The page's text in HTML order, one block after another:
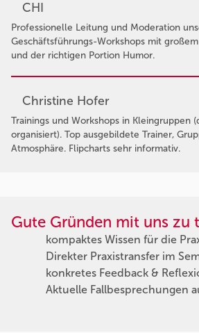
CHI
Professionelle Leitung und Moderation
Geschäftsführungs-Workshops mit
und der richtigen Portion Humor.
Christine Hofer
Trainings und Workshops in Kleingruppen
organisiert). Top ausgebildete Trainer,
Atmosphäre. Flipcharts sehr informativ.
Gute Gründen mit uns zu
kompaktes Wissen für die
Direkter Praxistransfer im
konkretes Feedback &
Aktuelle Fallbesprechungen